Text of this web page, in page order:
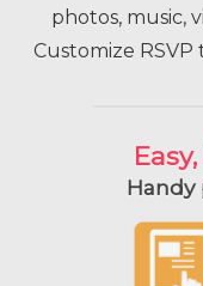
photos, music,
Customize
Handy